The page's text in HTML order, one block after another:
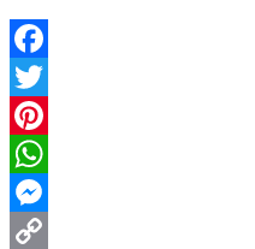
Facebook
Twitter
Pinterest
WhatsApp
Messenger